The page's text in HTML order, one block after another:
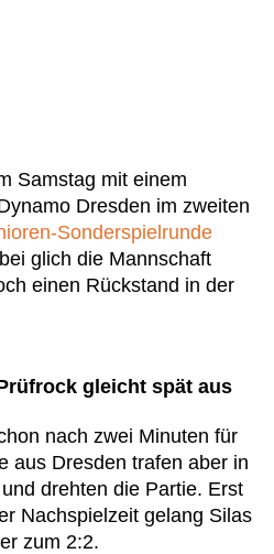
Samstag mit einem
Dresden im zweiten
Sonderspielrunde
glich die Mannschaft
einen Rückstand in der
gleicht spät aus
nach zwei Minuten für
aus Dresden trafen aber in
drehten die Partie. Erst
Nachspielzeit gelang Silas
zum 2:2.